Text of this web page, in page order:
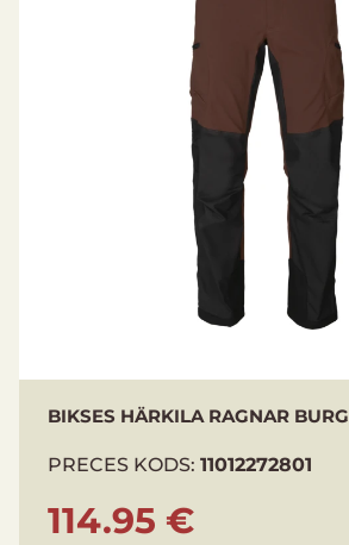
Jostas kreisajā pusē D veida
Priekšpusē kabatas ar
Uz gurniem kabatas ar
Uz rāvējslēdzējiem
Platuma regulēšana uz
DWR apstrāde
Materiāls: 96% neilons, 4%
BIKSES HÄRKILA RAGNAR
PRECES KODS: 11012272801
114.95 €